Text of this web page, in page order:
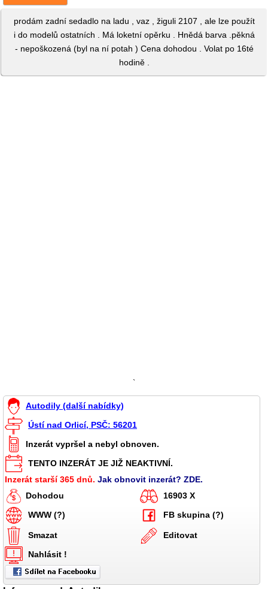
prodám zadní sedadlo na ladu , vaz , žiguli 2107 , ale lze použít
i do modelů ostatních . Má loketní opěrku . Hnědá barva .pěkná
- nepoškozená (byl na ní potah ) Cena dohodou . Volat po 16té
hodině .
`
Autodily (další nabídky)
Ústí nad Orlicí, PSČ: 56201
Inzerát vypršel a nebyl obnoven.
TENTO INZERÁT JE JIŽ NEAKTIVNÍ.
Inzerát starší 365 dnů. Jak obnovit inzerát? ZDE.
Dohodou
16903 X
WWW (?)
FB skupina (?)
Smazat
Editovat
Nahlásit !